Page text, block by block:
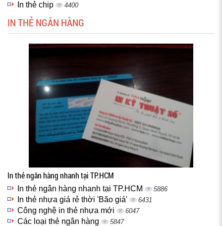
In thẻ chip 4400
IN THẺ NGÂN HÀNG
In thẻ ngân hàng nhanh tại TP.HCM
In thẻ ngân hàng nhanh tại TP.HCM 5886
In thẻ nhựa giá rẻ thời 'Bão giá' 6431
Công nghệ in thẻ nhựa mới 6047
Các loại thẻ ngân hàng 5847